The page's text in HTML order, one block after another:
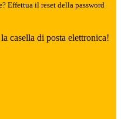
Effettua il reset della password
casella di posta elettronica!